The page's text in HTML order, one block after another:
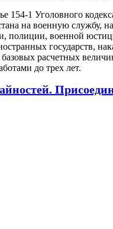
154-1 Уголовного
на военную службу,
полиции, военной
государств,
расчетных
до трех лет.